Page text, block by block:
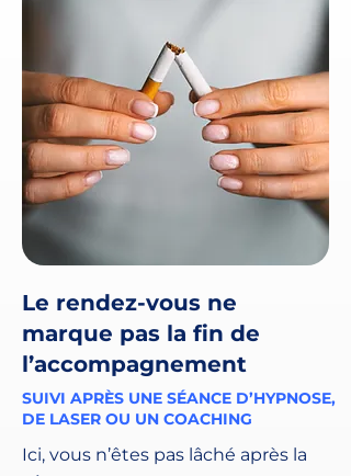
Le rendez-vous ne
marque pas la fin de
l’accompagnement
SUIVI APRÈS UNE SÉANCE D’HYPNOSE,
DE LASER OU UN COACHING
Ici, vous n’êtes pas lâché après la